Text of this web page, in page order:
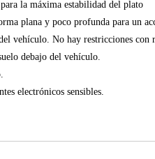
la máxima estabilidad del plato
plana y poco profunda para un
vehículo. No hay restricciones con
debajo del vehículo.
electrónicos sensibles.